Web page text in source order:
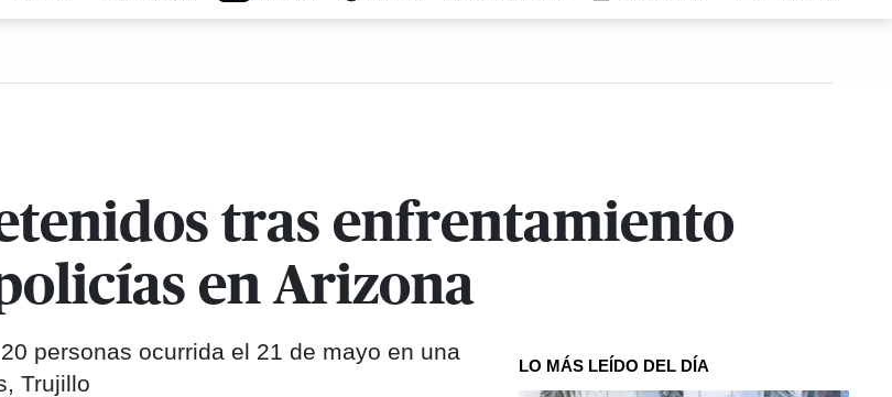
tras enfrentamiento
en Arizona
personas ocurrida el 21 de mayo en una
Trujillo
LO MÁS LEÍDO DEL DÍA